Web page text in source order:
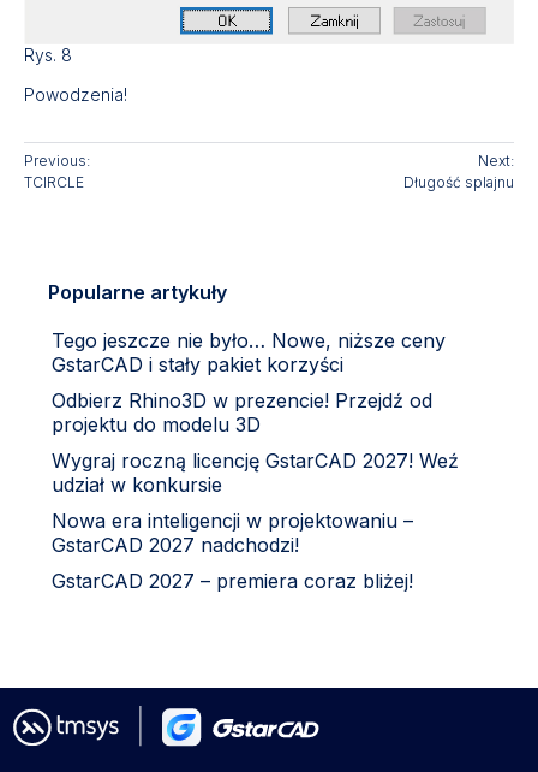
Rys. 8
Powodzenia!
Previous:
TCIRCLE
Next:
Długość splajnu
Popularne artykuły
Tego jeszcze nie było… Nowe, niższe ceny
GstarCAD i stały pakiet korzyści
Odbierz Rhino3D w prezencie! Przejdź od
projektu do modelu 3D
Wygraj roczną licencję GstarCAD 2027! Weź
udział w konkursie
Nowa era inteligencji w projektowaniu –
GstarCAD 2027 nadchodzi!
GstarCAD 2027 – premiera coraz bliżej!